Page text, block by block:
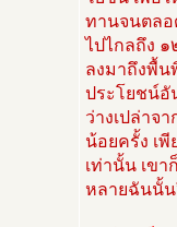
ทานจนตลอ
ไปไกลถึง
ลงมาถึงพื้น
ประโยชน์อั
ว่างเปล่าจ
น้อยครั้ง เพี
เท่านั้น เข
หลายฉันนั้น